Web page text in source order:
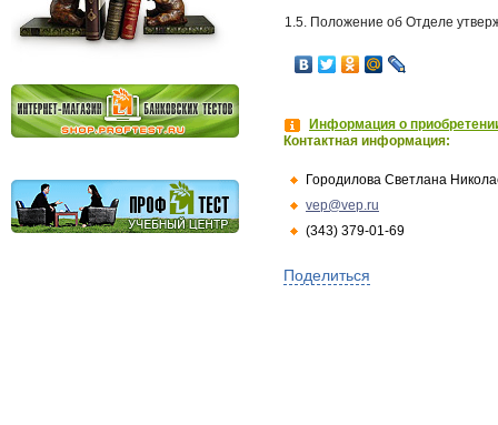
1.5. Положение об Отделе
Информация о
Контактная информация:
Городилова Светлана
vep@vep.ru
(343) 379-01-69
Поделиться